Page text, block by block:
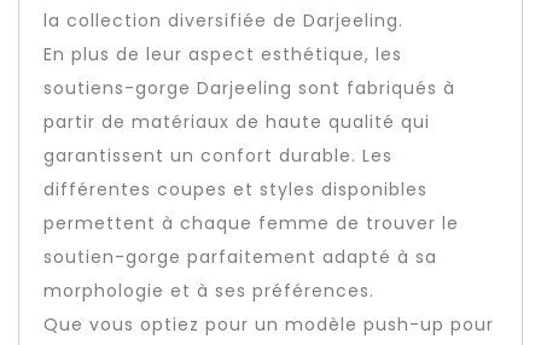
la collection diversifiée de Darjeeling.
En plus de leur aspect esthétique, les
soutiens-gorge Darjeeling sont fabriqués à
partir de matériaux de haute qualité qui
garantissent un confort durable. Les
différentes coupes et styles disponibles
permettent à chaque femme de trouver le
soutien-gorge parfaitement adapté à sa
morphologie et à ses préférences.
Que vous optiez pour un modèle push-up pour